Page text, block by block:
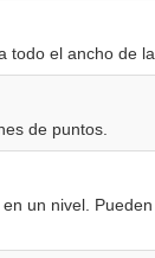
todo el ancho de
de puntos.
un nivel.